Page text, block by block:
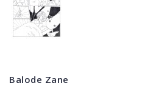
Balode Zane